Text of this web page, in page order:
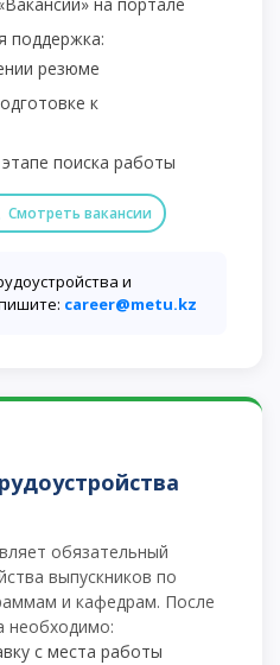
поддержка:
резюме
к
поиска работы
Смотреть вакансии
и
career@metu.kz
обязательный
выпускников по
и кафедрам. После
необходимо:
с места работы